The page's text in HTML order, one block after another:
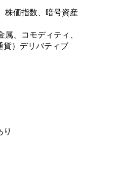
株価指数、 暗号資産
属、 コモディティ、
貨） デリバティブ
り